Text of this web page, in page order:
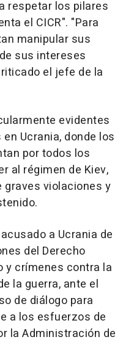
respetar los pilares
el CICR". "Para
manipular sus
sus intereses
el jefe de la
evidentes
Ucrania, donde los
por todos los
al régimen de Kiev,
graves violaciones y
a Ucrania de
del Derecho
y crímenes contra la
la guerra, ante el
de diálogo para
a los esfuerzos de
la Administración de